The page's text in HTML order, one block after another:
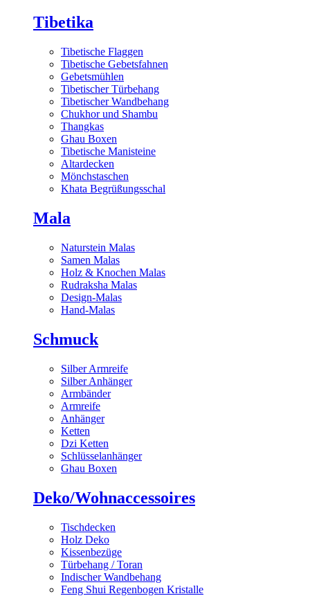
Tibetika
Tibetische Flaggen
Tibetische Gebetsfahnen
Gebetsmühlen
Tibetischer Türbehang
Tibetischer Wandbehang
Chukhor und Shambu
Thangkas
Ghau Boxen
Tibetische Manisteine
Altardecken
Mönchstaschen
Khata Begrüßungsschal
Mala
Naturstein Malas
Samen Malas
Holz & Knochen Malas
Rudraksha Malas
Design-Malas
Hand-Malas
Schmuck
Silber Armreife
Silber Anhänger
Armbänder
Armreife
Anhänger
Ketten
Dzi Ketten
Schlüsselanhänger
Ghau Boxen
Deko/Wohnaccessoires
Tischdecken
Holz Deko
Kissenbezüge
Türbehang / Toran
Indischer Wandbehang
Feng Shui Regenbogen Kristalle